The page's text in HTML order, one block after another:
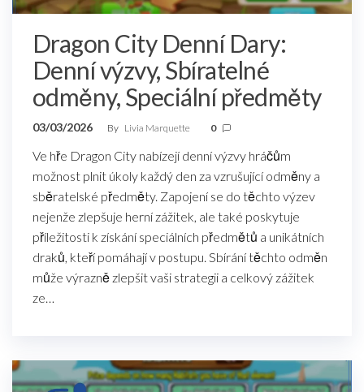
Dragon City Denní Dary:
Denní výzvy, Sbíratelné
odměny, Speciální předměty
03/03/2026 By Livia Marquette 0
Ve hře Dragon City nabízejí denní výzvy hráčům
možnost plnit úkoly každý den za vzrušující odměny a
sběratelské předměty. Zapojení se do těchto výzev
nejenže zlepšuje herní zážitek, ale také poskytuje
příležitosti k získání speciálních předmětů a unikátních
draků, kteří pomáhají v postupu. Sbírání těchto odměn
může výrazně zlepšit vaši strategii a celkový zážitek
ze…